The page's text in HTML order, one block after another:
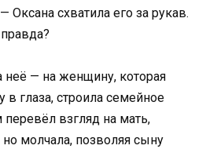
схватила его за рукав.
неё — на женщину, которая
в глаза, строила семейное
взгляд на мать,
но молчала, позволяя сыну